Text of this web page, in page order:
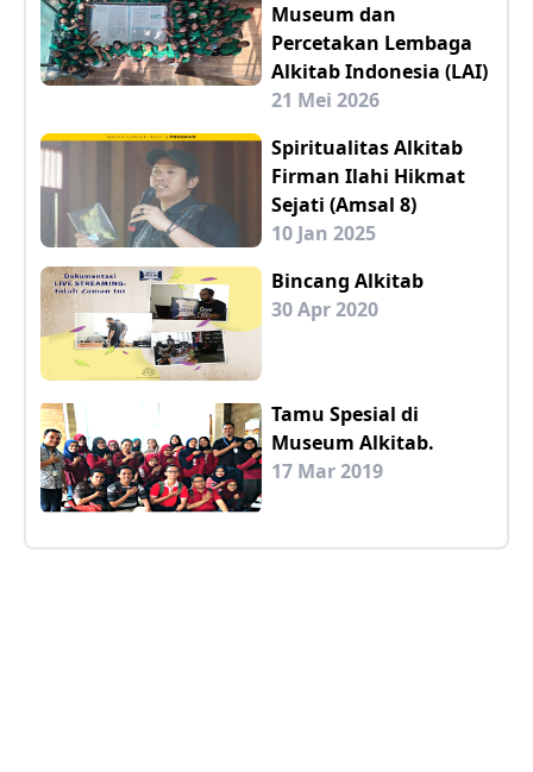
Museum dan
Percetakan Lembaga
Alkitab Indonesia (LAI)
21 Mei 2026
Spiritualitas Alkitab
Firman Ilahi Hikmat
Sejati (Amsal 8)
10 Jan 2025
Bincang Alkitab
30 Apr 2020
Tamu Spesial di
Museum Alkitab.
17 Mar 2019